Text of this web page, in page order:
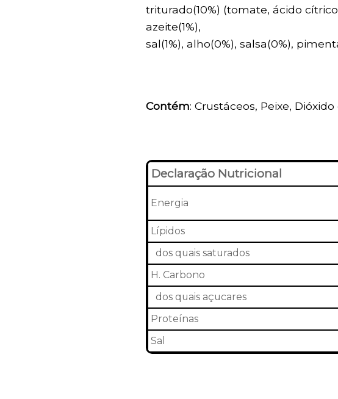
triturado(10%) (tomate, ácido cítrico,
azeite(1%),
sal(1%), alho(0%), salsa(0%),
Contém: Crustáceos, Peixe,
Declaração Nutricional
Energia
Lípidos
dos quais saturados
H. Carbono
dos quais açucares
Proteínas
Sal